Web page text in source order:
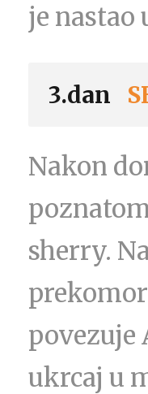
je nastao
3.dan
Nakon
sherry.
povezuje
ukrcaj u